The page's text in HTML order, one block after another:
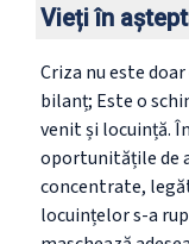
Vieți în
Criza nu este
bilanț; Este o
venit și locuință.
oportunitățile de
concentrate,
locuințelor s-a